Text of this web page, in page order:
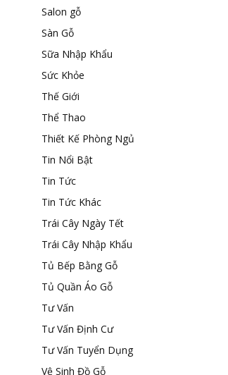
Salon gỗ
Sàn Gỗ
Sữa Nhập Khẩu
Sức Khỏe
Thế Giới
Thể Thao
Thiết Kế Phòng Ngủ
Tin Nổi Bật
Tin Tức
Tin Tức Khác
Trái Cây Ngày Tết
Trái Cây Nhập Khẩu
Tủ Bếp Bằng Gỗ
Tủ Quần Áo Gỗ
Tư Vấn
Tư Vấn Định Cư
Tư Vấn Tuyển Dụng
Vệ Sinh Đồ Gỗ